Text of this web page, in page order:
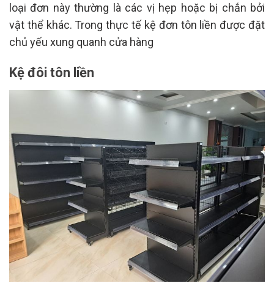
loại đơn này thường là các vị hẹp hoặc bị chắn bởi
vật thể khác. Trong thực tế kệ đơn tôn liền được đặt
chủ yếu xung quanh cửa hàng
Kệ đôi tôn liền